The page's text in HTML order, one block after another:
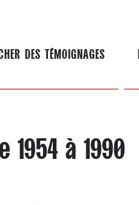
DES TÉMOIGNAGES
à 1990